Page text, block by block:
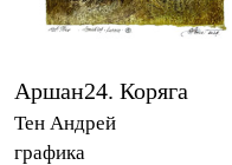
Аршан24. Коряга
Тен Андрей
графика